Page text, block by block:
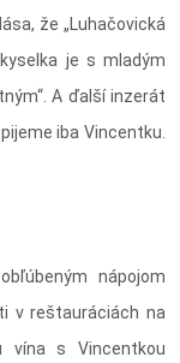
že „Luhačovická
je s mladým
A ďalší inzerát
iba Vincentku.
nápojom
v reštauráciách na
vína s Vincentkou